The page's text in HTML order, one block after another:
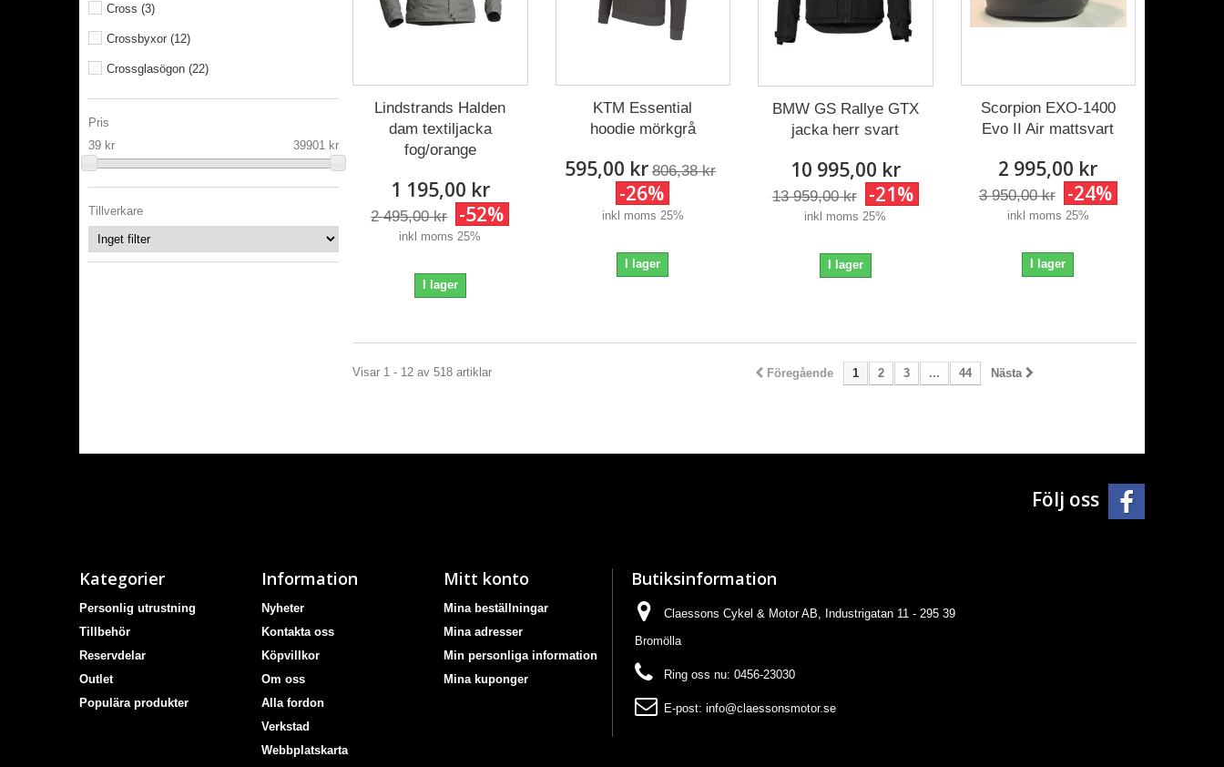
Cross (3)
Crossbyxor (12)
Crossglasögon (22)
Crosskydd(5)
Crosströjor
Custom(1)
Diverse(40)
Ducati(33)
Ducati
Intercom till MC-hjälm
Jackor(71)
Jackor
KTM (40)
Pris
39 kr 39901 kr
Tillverkare
Lindstrands Halden
dam textiljacka
fog/orange
1 195,00 kr
2 495,00 kr -52%
inkl moms 25%
I lager
KTM Essential
hoodie mörkgrå
595,00 kr 806,38 kr
-26%
inkl moms 25%
I lager
BMW GS Rallye GTX
jacka herr svart
10 995,00 kr
13 959,00 kr -21%
inkl moms 25%
I lager
Scorpion EXO-1400
Evo II Air mattsvart
2 995,00 kr
3 950,00 kr -24%
inkl moms 25%
I lager
Föregående 1 2 3 ... 44 Nästa
Visar 1 - 12 av 518 artiklar
Följ oss
Kategorier
Personlig utrustning
Tillbehör
Reservdelar
Outlet
Populära produkter
Information
Nyheter
Kontakta oss
Köpvillkor
Om oss
Alla fordon
Verkstad
Webbplatskarta
Mitt konto
Mina beställningar
Mina adresser
Min personliga information
Mina kuponger
Butiksinformation
Claessons Cykel & Motor AB, Industrigatan 11 - 295 39
Bromölla
Ring oss nu: 0456-23030
E-post: info@claessonsmotor.se